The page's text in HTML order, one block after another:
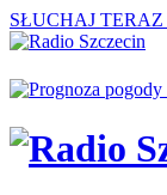
SŁUCHAJ TERAZ